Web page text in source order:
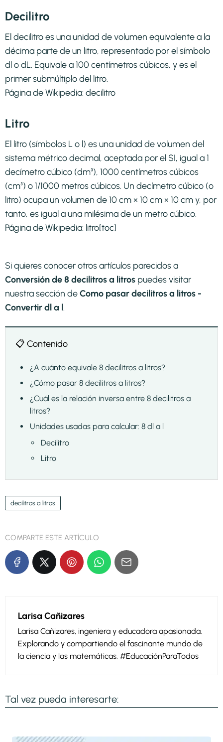
Decilitro
El decilitro es una unidad de volumen equivalente a la
décima parte de un litro, representado por el símbolo
dl o dL. Equivale a 100 centímetros cúbicos, y es el
primer submúltiplo del litro.
Página de Wikipedia: decilitro
Litro
El litro (símbolos L o l) es una unidad de volumen del
sistema métrico decimal, aceptada por el SI, igual a 1
decímetro cúbico (dm³), 1000 centímetros cúbicos
(cm³) o 1/1000 metros cúbicos. Un decímetro cúbico (o
litro) ocupa un volumen de 10 cm × 10 cm × 10 cm y, por
tanto, es igual a una milésima de un metro cúbico.
Página de Wikipedia: litro[toc]
Si quieres conocer otros artículos parecidos a
Conversión de 8 decilitros a litros puedes visitar
nuestra sección deComo pasar decilitros a litros -
Convertir dl a l.
📋 Contenido
¿A cuánto equivale 8 decilitros a litros?
¿Cómo pasar 8 decilitros a litros?
¿Cuál es la relación inversa entre 8 decilitros a
litros?
Unidades usadas para calcular: 8 dl a l
Decilitro
Litro
decilitros a litros
COMPARTE ESTE ARTÍCULO
Larisa Cañizares
Larisa Cañizares, ingeniera y educadora apasionada.
Explorando y compartiendo el fascinante mundo de
la ciencia y las matemáticas. #EducaciónParaTodos
Tal vez pueda interesarte: